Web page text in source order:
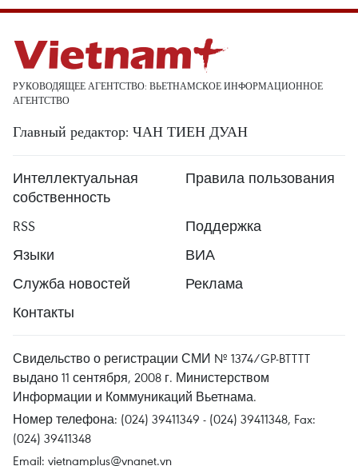
РУКОВОДЯЩЕЕ АГЕНТСТВО: ВЬЕТНАМСКОЕ ИНФОРМАЦИОННОЕ
АГЕНТСТВО
Главный редактор: ЧАН ТИЕН ДУАН
Интеллектуальная
собственность
Правила пользования
RSS
Поддержка
Языки
ВИА
Служба новостей
Реклама
Контакты
Свидельство о регистрации СМИ № 1374/GP-BTTTT
выдано 11 сентября, 2008 г. Министерством
Информации и Коммуникаций Вьетнама.
Номер телефона: (024) 39411349 - (024) 39411348, Fax:
(024) 39411348
Email: vietnamplus@vnanet.vn